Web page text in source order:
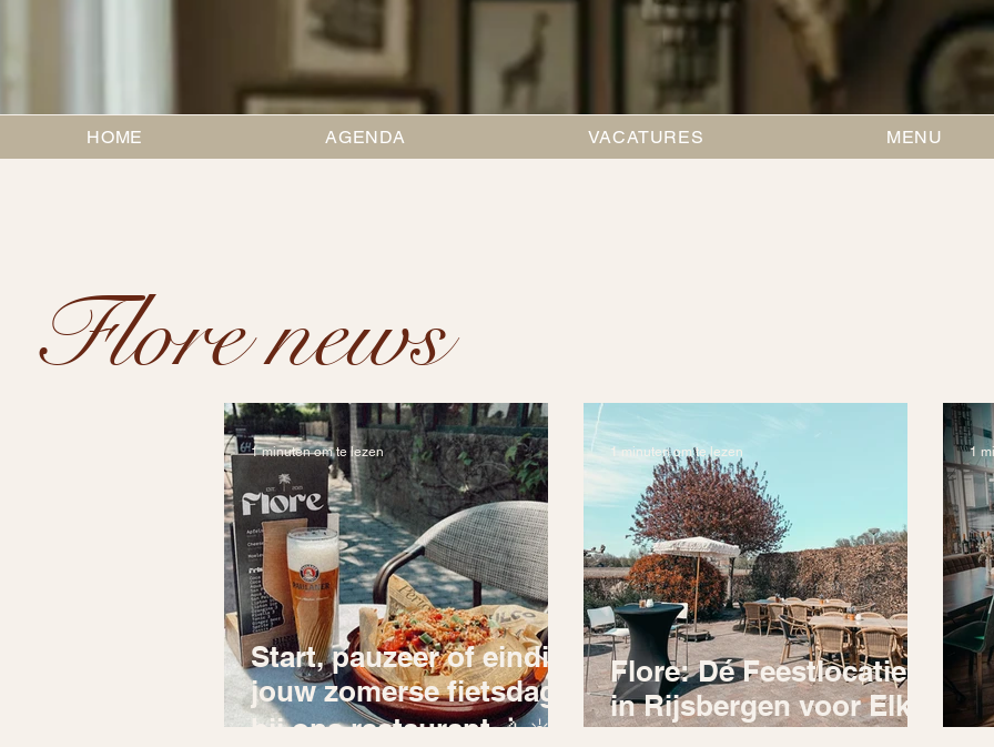
HOME AGENDA VACATURES MENU
Start, pauzeer of eindig
jouw zomerse fietsdag
bij ons restaurant 🚴☀️
1 minuten om te lezen
Flore: Dé Feestlocatie
in Rijsbergen voor Elk
1 minuten om te lezen 1
Flore news